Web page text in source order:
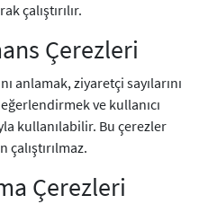
çalıştırılır.
Çerezleri
anlamak, ziyaretçi sayılarını
ve kullanıcı
kullanılabilir. Bu çerezler
çalıştırılmaz.
Çerezleri